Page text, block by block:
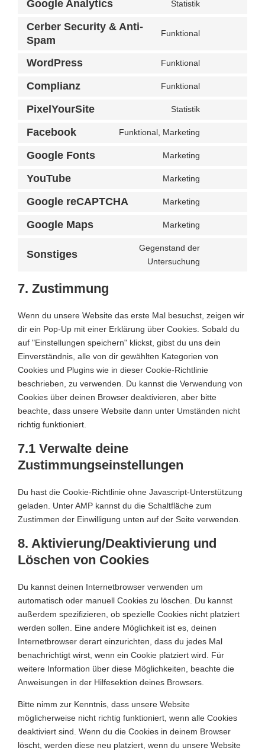
Google Analytics Statistik
Cerber Security & Anti-
Spam
Funktional
WordPress Funktional
Complianz Funktional
PixelYourSite Statistik
Facebook Funktional, Marketing
Google Fonts Marketing
YouTube Marketing
Google reCAPTCHA Marketing
Google Maps Marketing
Sonstiges
Gegenstand der
Untersuchung
7. Zustimmung
Wenn du unsere Website das erste Mal besuchst, zeigen wir
dir ein Pop-Up mit einer Erklärung über Cookies. Sobald du
auf "Einstellungen speichern" klickst, gibst du uns dein
Einverständnis, alle von dir gewählten Kategorien von
Cookies und Plugins wie in dieser Cookie-Richtlinie
beschrieben, zu verwenden. Du kannst die Verwendung von
Cookies über deinen Browser deaktivieren, aber bitte
beachte, dass unsere Website dann unter Umständen nicht
richtig funktioniert.
7.1 Verwalte deine
Zustimmungseinstellungen
Du hast die Cookie-Richtlinie ohne Javascript-Unterstützung
geladen. Unter AMP kannst du die Schaltfläche zum
Zustimmen der Einwilligung unten auf der Seite verwenden.
8. Aktivierung/Deaktivierung und
Löschen von Cookies
Du kannst deinen Internetbrowser verwenden um
automatisch oder manuell Cookies zu löschen. Du kannst
außerdem spezifizieren, ob spezielle Cookies nicht platziert
werden sollen. Eine andere Möglichkeit ist es, deinen
Internetbrowser derart einzurichten, dass du jedes Mal
benachrichtigt wirst, wenn ein Cookie platziert wird. Für
weitere Information über diese Möglichkeiten, beachte die
Anweisungen in der Hilfesektion deines Browsers.
Bitte nimm zur Kenntnis, dass unsere Website
möglicherweise nicht richtig funktioniert, wenn alle Cookies
deaktiviert sind. Wenn du die Cookies in deinem Browser
löscht, werden diese neu platziert, wenn du unsere Website